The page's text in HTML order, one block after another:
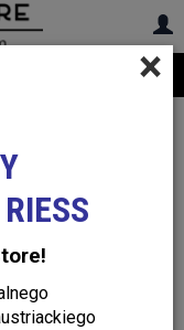
+48 22 299 19 84
×